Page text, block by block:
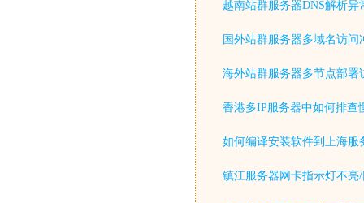
越南站群服务器DNS解析异
国外站群服务器多域名访问
海外站群服务器多节点部署
香港多IP服务器中如何排查
如何编译安装软件到上海服
镇江服务器网卡指示灯不亮